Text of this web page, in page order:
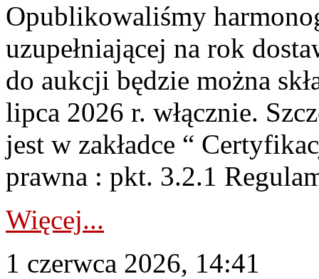
Opublikowaliśmy
uzupełniającej na rok
do aukcji będzie można
lipca 2026 r. włącznie.
jest w zakładce “
prawna : pkt. 3.2.1
Więcej...
1 czerwca 2026, 14:41